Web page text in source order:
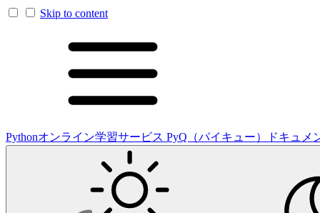
Skip to content
Pythonオンライン学習サービス PyQ（パイキュー）ドキュメ